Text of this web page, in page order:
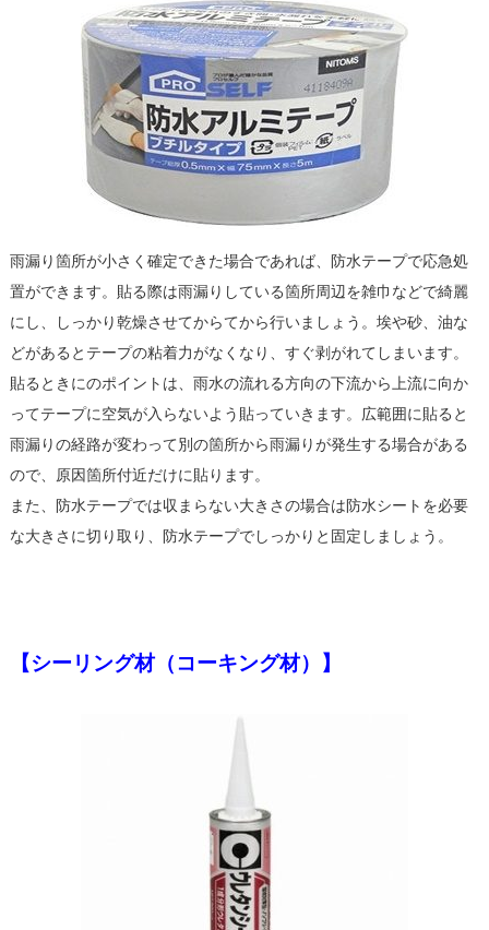
雨漏り箇所が小さく確定できた場合であれば、防水テープで応急処
置ができます。貼る際は雨漏りしている箇所周辺を雑巾などで綺麗
にし、しっかり乾燥させてからてから行いましょう。埃や砂、油な
どがあるとテープの粘着力がなくなり、すぐ剥がれてしまいます。
貼るときにのポイントは、雨水の流れる方向の下流から上流に向か
ってテープに空気が入らないよう貼っていきます。広範囲に貼ると
雨漏りの経路が変わって別の箇所から雨漏りが発生する場合がある
ので、原因箇所付近だけに貼ります。
また、防水テープでは収まらない大きさの場合は防水シートを必要
な大きさに切り取り、防水テープでしっかりと固定しましょう。
【シーリング材（コーキング材） 】